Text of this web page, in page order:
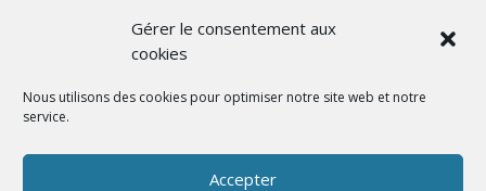
Gérer le consentement aux
cookies
Nous utilisons des cookies pour optimiser notre site web et notre
service.
Accepter
Cità di L’Isula